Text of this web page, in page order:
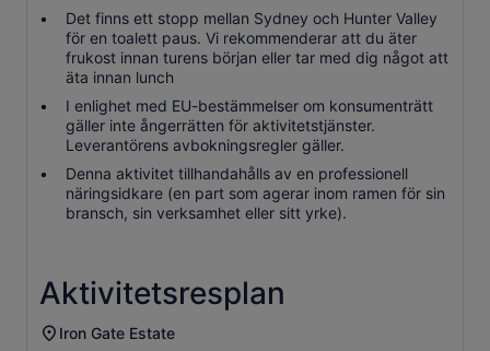
Det finns ett stopp mellan Sydney och Hunter Valley
för en toalett paus. Vi rekommenderar att du äter
frukost innan turens början eller tar med dig något att
äta innan lunch
I enlighet med EU-bestämmelser om konsumenträtt
gäller inte ångerrätten för aktivitetstjänster.
Leverantörens avbokningsregler gäller.
Denna aktivitet tillhandahålls av en professionell
näringsidkare (en part som agerar inom ramen för sin
bransch, sin verksamhet eller sitt yrke).
Aktivitetsresplan
Iron Gate Estate